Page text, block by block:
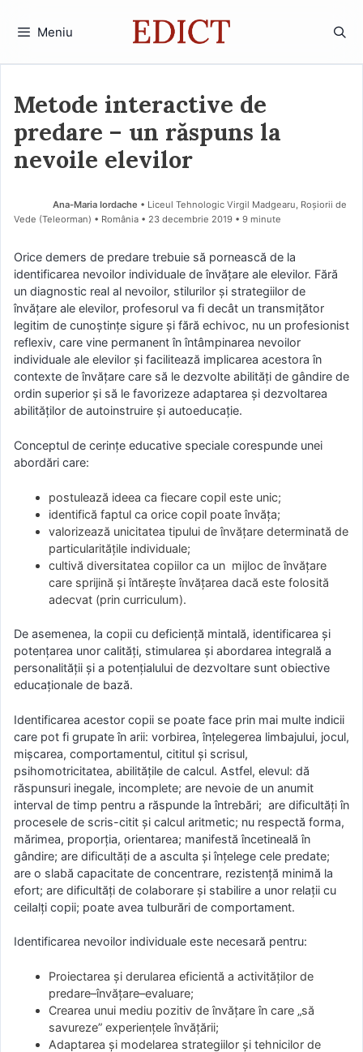
Meniu
Metode interactive de
predare – un răspuns la
nevoile elevilor
Ana-Maria Iordache • Liceul Tehnologic Virgil Madgearu, Roșiorii de
Vede (Teleorman) • România
23 decembrie 2019 • 9 minute
Orice demers de predare trebuie să pornească de la
identificarea nevoilor individuale de învăţare ale elevilor. Fără
un diagnostic real al nevoilor, stilurilor şi strategiilor de
învăţare ale elevilor, profesorul va fi decât un transmiţător
legitim de cunoştinţe sigure şi fără echivoc, nu un profesionist
reflexiv, care vine permanent în întâmpinarea nevoilor
individuale ale elevilor şi facilitează implicarea acestora în
contexte de învăţare care să le dezvolte abilităţi de gândire de
ordin superior şi să le favorizeze adaptarea şi dezvoltarea
abilităţilor de autoinstruire şi autoeducaţie.
Conceptul de cerinţe educative speciale corespunde unei
abordări care:
postulează ideea ca fiecare copil este unic;
identifică faptul ca orice copil poate învăţa;
valorizează unicitatea tipului de învăţare determinată de
particularităţile individuale;
cultivă diversitatea copiilor ca un mijloc de învăţare
care sprijină şi întăreşte învăţarea dacă este folosită
adecvat (prin curriculum).
De asemenea, la copii cu deficienţă mintală, identificarea şi
potenţarea unor calităţi, stimularea şi abordarea integrală a
personalităţii şi a potenţialului de dezvoltare sunt obiective
educaţionale de bază.
Identificarea acestor copii se poate face prin mai multe indicii
care pot fi grupate în arii: vorbirea, înţelegerea limbajului, jocul,
mişcarea, comportamentul, cititul şi scrisul,
psihomotricitatea, abilităţile de calcul. Astfel, elevul: dă
răspunsuri inegale, incomplete; are nevoie de un anumit
interval de timp pentru a răspunde la întrebări; are dificultăţi în
procesele de scris-citit şi calcul aritmetic; nu respectă forma,
mărimea, proporţia, orientarea; manifestă încetineală în
gândire; are dificultăţi de a asculta şi înţelege cele predate;
are o slabă capacitate de concentrare, rezistenţă minimă la
efort; are dificultăţi de colaborare şi stabilire a unor relaţii cu
ceilalţi copii; poate avea tulburări de comportament.
Identificarea nevoilor individuale este necesară pentru:
Proiectarea şi derularea eficientă a activităţilor de
predare–învăţare–evaluare;
Crearea unui mediu pozitiv de învăţare în care „să
savureze” experienţele învăţării;
Adaptarea şi modelarea strategiilor şi tehnicilor de